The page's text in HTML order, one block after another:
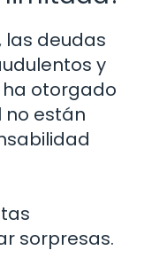
las deudas
y
ha otorgado
están
sorpresas.